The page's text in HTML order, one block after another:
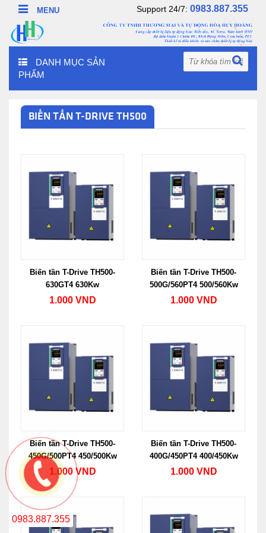
Support 24/7: 0983.887.355
DANH MỤC SẢN
PHẨM
BIẾN TẦN T-DRIVE TH500
Biến tần T-Drive TH500-
630GT4 630Kw
1.000 VND
Biến tần T-Drive TH500-
500G/560PT4 500/560Kw
1.000 VND
Biến tần T-Drive TH500-
450G/500PT4 450/500Kw
1.000 VND
Biến tần T-Drive TH500-
400G/450PT4 400/450Kw
1.000 VND
0983.887.355